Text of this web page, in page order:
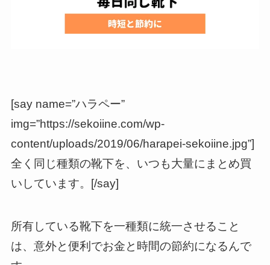
[say name=”ハラペー”
img=”https://sekoiine.com/wp-
content/uploads/2019/06/harapei-sekoiine.jpg”]
全く同じ種類の靴下を、いつも大量にまとめ買
いしています。[/say]
所有している靴下を一種類に統一させること
は、意外と便利でお金と時間の節約になるんで